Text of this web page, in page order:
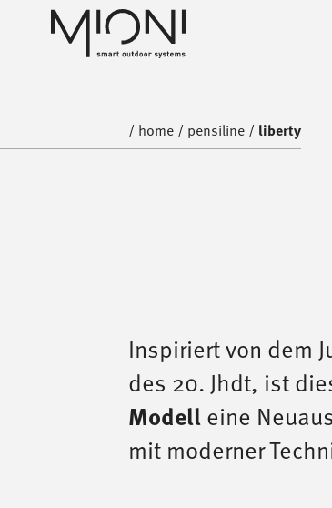
home
/ home / pensiline / liberty
Inspiriert von dem
des 20. Jhdt, ist
Modelleine
mit moderner